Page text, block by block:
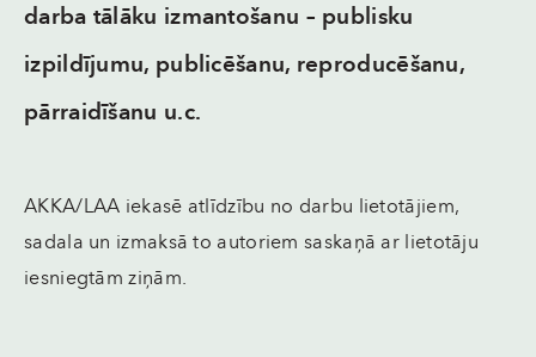
darba tālāku izmantošanu – publisku
izpildījumu, publicēšanu, reproducēšanu,
pārraidīšanu u.c.
AKKA/LAA iekasē atlīdzību no darbu lietotājiem,
sadala un izmaksā to autoriem saskaņā ar lietotāju
iesniegtām ziņām.